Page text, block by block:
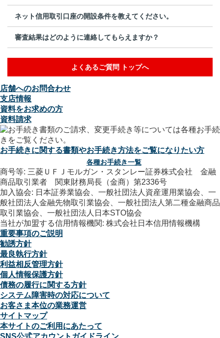
ネット信用取引口座の開設条件を教えてください。
審査結果はどのように連絡してもらえますか？
よくあるご質問 トップへ
店舗へのお問合わせ
支店情報
資料をお求めの方
資料請求
お手続きに関する書類やお手続き方法をご覧になりたい方
各種お手続き一覧
商号等: 三菱ＵＦＪモルガン・スタンレー証券株式会社 金融
商品取引業者 関東財務局長（金商）第2336号
加入協会: 日本証券業協会、一般社団法人資産運用業協会、一
般社団法人金融先物取引業協会、一般社団法人第二種金融商品
取引業協会、一般社団法人日本STO協会
当社が加盟する信用情報機関: 株式会社日本信用情報機構
重要事項のご説明
勧誘方針
最良執行方針
利益相反管理方針
個人情報保護方針
債務の履行に関する方針
システム障害時の対応について
お客さま本位の業務運営
サイトマップ
本サイトのご利用にあたって